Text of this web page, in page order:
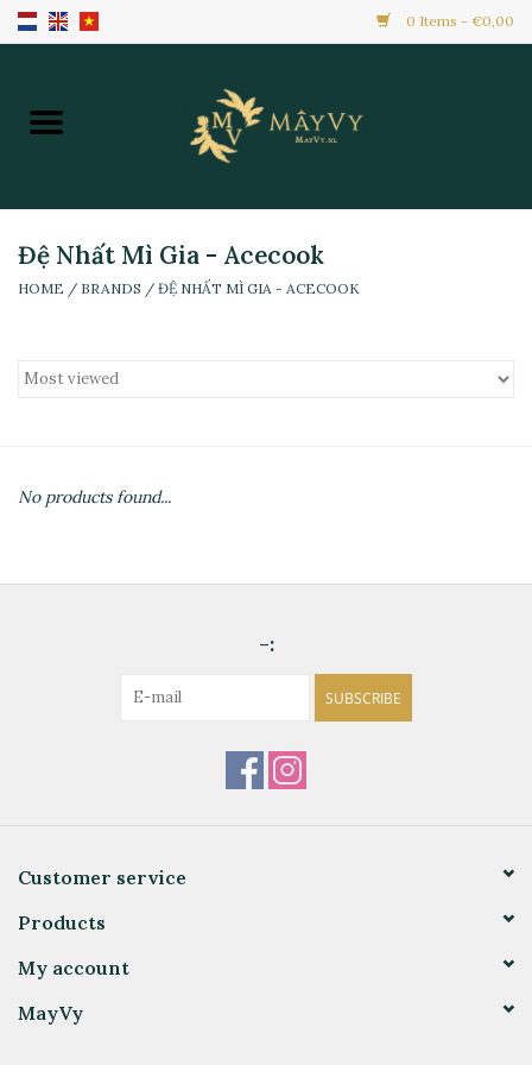
0 Items - €0,00
Home
Hàng Mới
Toàn Bộ Sản Phẩm
Đệ Nhất Mì Gia - Acecook
HOME / BRANDS / ĐỆ NHẤT MÌ GIA - ACECOOK
No products found...
-:
SUBSCRIBE
Customer service
Products
My account
MayVy